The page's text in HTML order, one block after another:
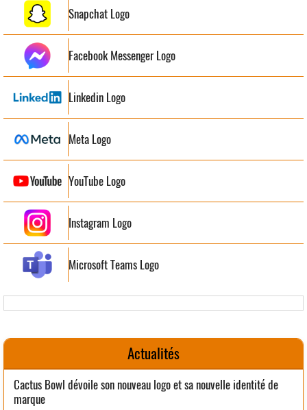
Snapchat Logo
Facebook Messenger Logo
Linkedin Logo
Meta Logo
YouTube Logo
Instagram Logo
Microsoft Teams Logo
Actualités
Cactus Bowl dévoile son nouveau logo et sa nouvelle identité de
marque